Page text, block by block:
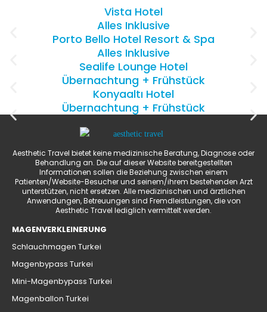
Vista Hotel
Alles Inklusive
Porto Bello Hotel Resort & Spa
Alles Inklusive
Sealife Lounge Hotel
Übernachtung + Frühstück
Konyaaltı Hotel
Übernachtung + Frühstück
Aesthetic Travel bietet keine medizinische Beratung, Diagnose oder
Behandlung an. Die auf dieser Website bereitgestellten
Informationen sollen die Beziehung zwischen einem
Patienten/Website-Besucher und seinem/ihrem bestehenden Arzt
unterstützen, nicht ersetzen. Alle medizinischen und ärztlichen
Anwendungen, Betreuungen sind Fremdleistungen, die von
Aesthetic Travel lediglich vermittelt werden.
MAGENVERKLEINERUNG
Schlauchmagen Turkei
Magenbypass Turkei
Mini-Magenbypass Turkei
Magenballon Turkei